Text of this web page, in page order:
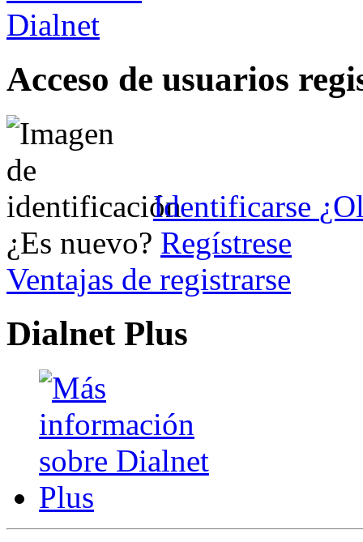
Acceso de usuarios
Identificarse
¿Es nuevo? Regístrese
Ventajas de registrarse
Dialnet Plus